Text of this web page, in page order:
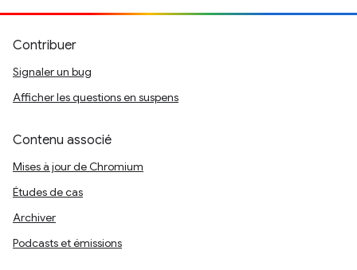
Contribuer
Signaler un bug
Afficher les questions en suspens
Contenu associé
Mises à jour de Chromium
Études de cas
Archiver
Podcasts et émissions